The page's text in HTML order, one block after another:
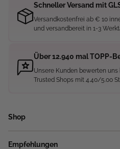
Schneller Versand mit
Versandkostenfrei ab € 10
und versandbereit in 1-3
Über 12.940 mal TOPP-
Unsere Kunden bewerten uns
Trusted Shops mit 4.40/5.00
Shop
Empfehlungen